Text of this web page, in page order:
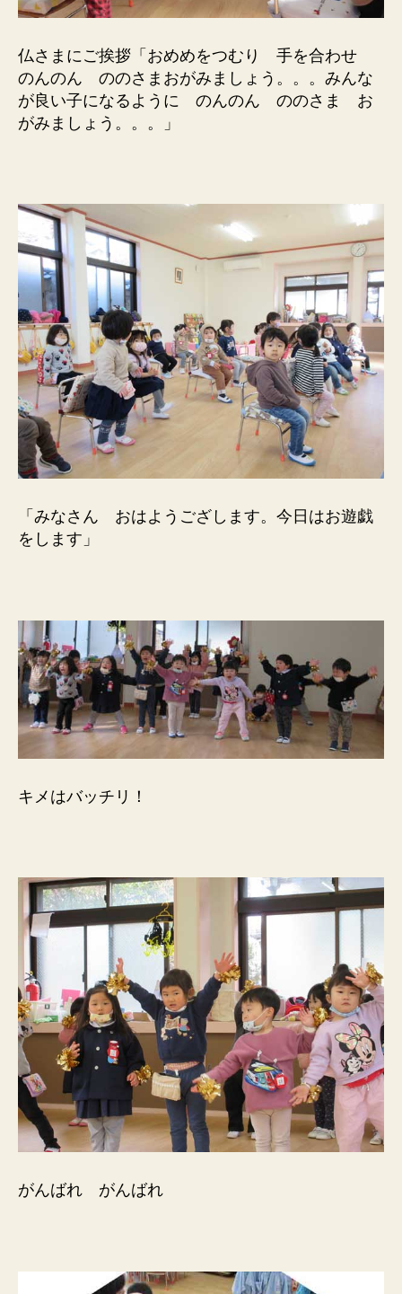
仏さまにご挨拶「おめめをつむり 手を合わせ
のんのん ののさまおがみましょう。。。みんな
が良い子になるように のんのん ののさま お
がみましょう。。。」
「みなさん おはようござします。今日はお遊戯
をします」
キメはバッチリ！
がんばれ がんばれ